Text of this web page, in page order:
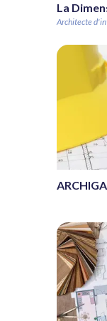
La
Architecte